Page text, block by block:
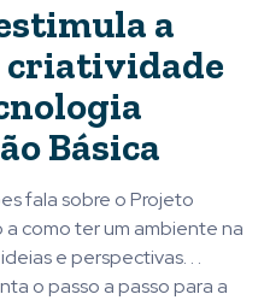
a
criatividade
Básica
fala sobre o Projeto
como ter um ambiente na
e perspectivas. . .
o passo a passo para a